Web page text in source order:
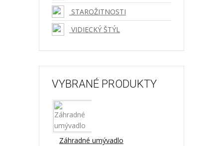
STAROŽITNOSTI
VIDIECKÝ ŠTÝL
VYBRANÉ PRODUKTY
Záhradné umývadlo